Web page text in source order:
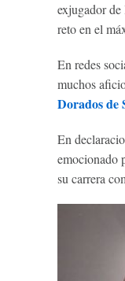
exjugador
reto en el
En redes
muchos
Dorados de
En
emocionado
su carrera